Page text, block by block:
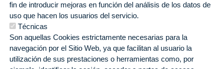
fin de introducir mejoras en función del análisis de los datos de
uso que hacen los usuarios del servicio.
Técnicas
Son aquellas Cookies estrictamente necesarias para la
navegación por el Sitio Web, ya que facilitan al usuario la
utilización de sus prestaciones o herramientas como, por